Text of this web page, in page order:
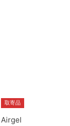
取寄品
Airgel